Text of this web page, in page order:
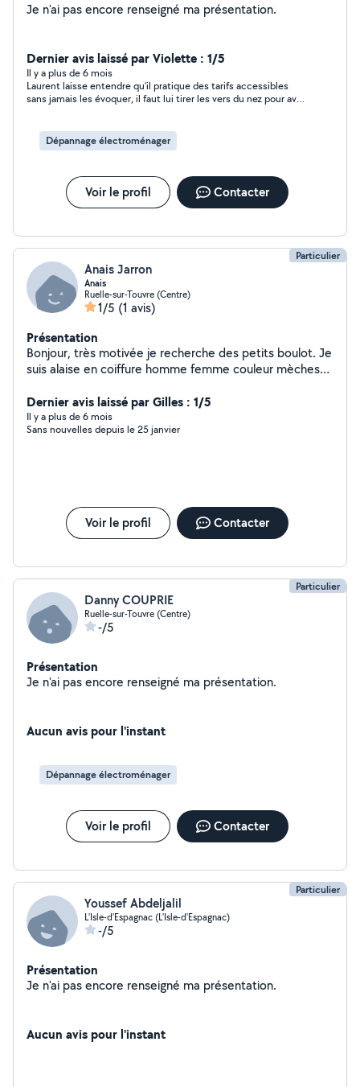
Je n'ai pas encore renseigné ma présentation.
Dernier avis laissé par Violette : 1/5
Il y a plus de 6 mois
Laurent laisse entendre qu’il pratique des tarifs accessibles
sans jamais les évoquer, il faut lui tirer les vers du nez pour avoir
Allo voisin parce que les tarifs d’un professionnel était trop
onéreux pour moi, effectivement, ce n’est pas là le tarif d’une
Dépannage électroménager
Voir le profil Contacter
Particulier
Anais Jarron
Anais
Ruelle-sur-Touvre (Centre)
1/5 (1 avis)
Présentation
Bonjour, très motivée je recherche des petits boulot. Je
suis alaise en coiffure homme femme couleur mèches
en cuisine je fais plein de plats et également des gros
plats style bourguignon couscous etc.. Alaise aussi en
ménage repasse.. J'adore les animaux
Dernier avis laissé par Gilles : 1/5
Il y a plus de 6 mois
Sans nouvelles depuis le 25 janvier
Voir le profil Contacter
Particulier
Danny COUPRIE
Ruelle-sur-Touvre (Centre)
-/5
Présentation
Je n'ai pas encore renseigné ma présentation.
Aucun avis pour l'instant
Dépannage électroménager
Voir le profil Contacter
Particulier
Youssef Abdeljalil
L'Isle-d'Espagnac (L'Isle-d'Espagnac)
-/5
Présentation
Je n'ai pas encore renseigné ma présentation.
Aucun avis pour l'instant